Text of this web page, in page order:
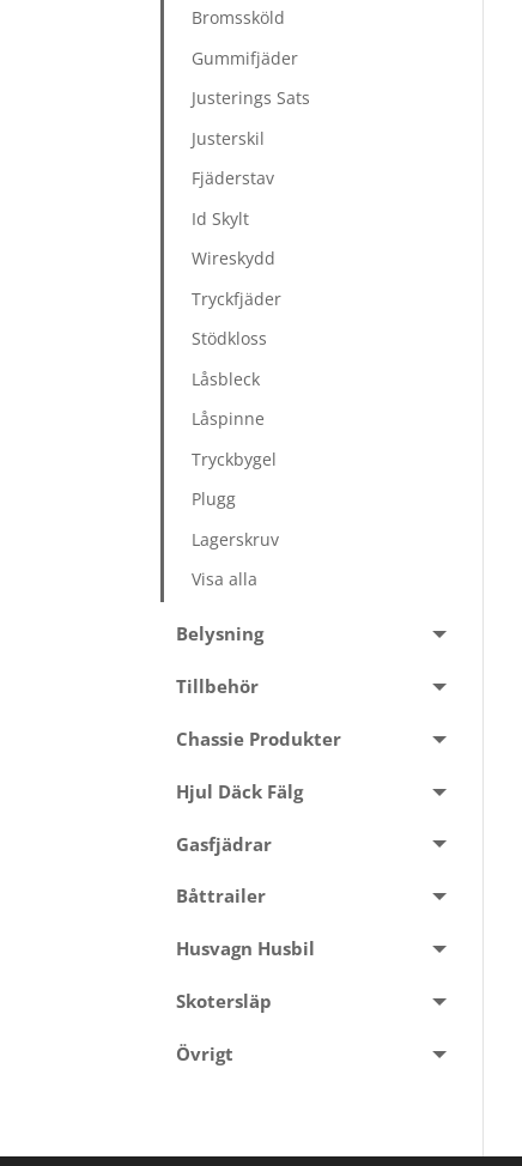
Bromssköld
Gummifjäder
Justerings Sats
Justerskil
Fjäderstav
Id Skylt
Wireskydd
Tryckfjäder
Stödkloss
Låsbleck
Låspinne
Tryckbygel
Plugg
Lagerskruv
Visa alla
Belysning
Tillbehör
Chassie Produkter
Hjul Däck Fälg
Gasfjädrar
Båttrailer
Husvagn Husbil
Skotersläp
Övrigt